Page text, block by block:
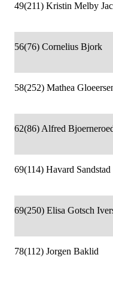
49(211) Kristin Melby
56(76) Cornelius Bjork
58(252) Mathea
62(86) Alfred
69(114) Havard
69(250) Elisa Gotsch
78(112) Jorgen Baklid